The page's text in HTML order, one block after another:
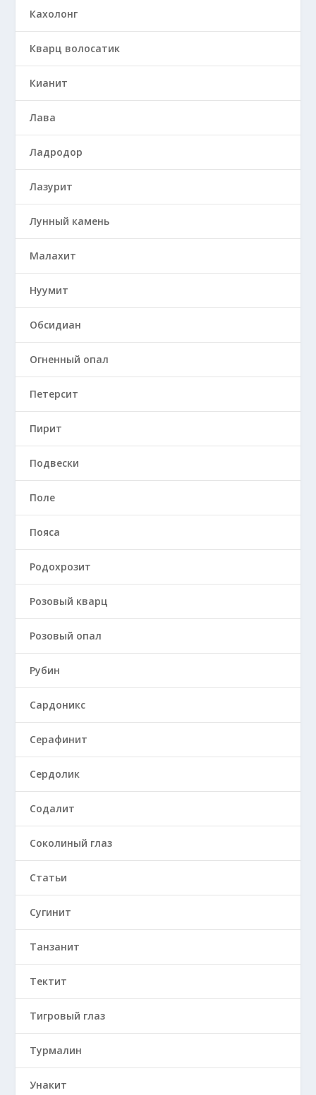
Кахолонг
Кварц волосатик
Кианит
Лава
Ладродор
Лазурит
Лунный камень
Малахит
Нуумит
Обсидиан
Огненный опал
Петерсит
Пирит
Подвески
Поле
Пояса
Родохрозит
Розовый кварц
Розовый опал
Рубин
Сардоникс
Серафинит
Сердолик
Содалит
Соколиный глаз
Статьи
Сугинит
Танзанит
Тектит
Тигровый глаз
Турмалин
Унакит